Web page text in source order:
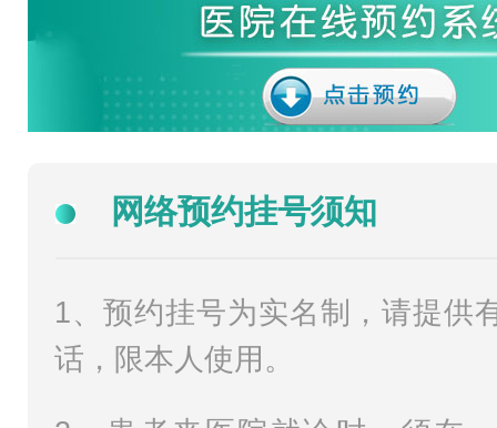
网络预约挂号须知
1、预约挂号为实名制，请提供
话，限本人使用。